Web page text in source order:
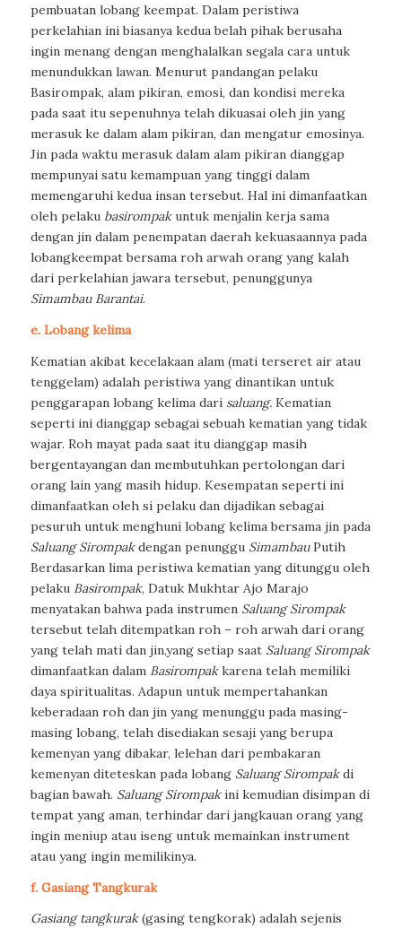
pembuatan lobang keempat. Dalam peristiwa
perkelahian ini biasanya kedua belah pihak berusaha
ingin menang dengan menghalalkan segala cara untuk
menundukkan lawan. Menurut pandangan pelaku
Basirompak, alam pikiran, emosi, dan kondisi mereka
pada saat itu sepenuhnya telah dikuasai oleh jin yang
merasuk ke dalam alam pikiran, dan mengatur emosinya.
Jin pada waktu merasuk dalam alam pikiran dianggap
mempunyai satu kemampuan yang tinggi dalam
memengaruhi kedua insan tersebut. Hal ini dimanfaatkan
oleh pelaku basirompakuntuk menjalin kerja sama
dengan jin dalam penempatan daerah kekuasaannya pada
lobangkeempat bersama roh arwah orang yang kalah
dari perkelahian jawara tersebut, penunggunya
Simambau Barantai.
e. Lobang kelima
Kematian akibat kecelakaan alam (mati terseret air atau
tenggelam) adalah peristiwa yang dinantikan untuk
penggarapan lobang kelima dari saluang.Kematian
seperti ini dianggap sebagai sebuah kematian yang tidak
wajar. Roh mayat pada saat itu dianggap masih
bergentayangan dan membutuhkan pertolongan dari
orang lain yang masih hidup. Kesempatan seperti ini
dimanfaatkan oleh si pelaku dan dijadikan sebagai
pesuruh untuk menghuni lobang kelima bersama jin pada
Saluang Sirompakdengan penunggu SimambauPutih
Berdasarkan lima peristiwa kematian yang ditunggu oleh
pelaku Basirompak, Datuk Mukhtar Ajo Marajo
menyatakan bahwa pada instrumen Saluang Sirompak
tersebut telah ditempatkan roh – roh arwah dari orang
yang telah mati dan jin,yang setiap saat Saluang Sirompak
dimanfaatkan dalam Basirompakkarena telah memiliki
daya spiritualitas. Adapun untuk mempertahankan
keberadaan roh dan jin yang menunggu pada masing-
masing lobang, telah disediakan sesaji yang berupa
kemenyan yang dibakar, lelehan dari pembakaran
kemenyan diteteskan pada lobang Saluang Sirompakdi
bagian bawah. Saluang Sirompakini kemudian disimpan di
tempat yang aman, terhindar dari jangkauan orang yang
ingin meniup atau iseng untuk memainkan instrument
atau yang ingin memilikinya.
f. Gasiang Tangkurak
Gasiang tangkurak(gasing tengkorak) adalah sejenis